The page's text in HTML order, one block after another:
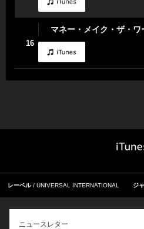
16
マネー・メイク・ザ・
レーベル UNIVERSAL INTERNATIONAL ジ
ニュースレター